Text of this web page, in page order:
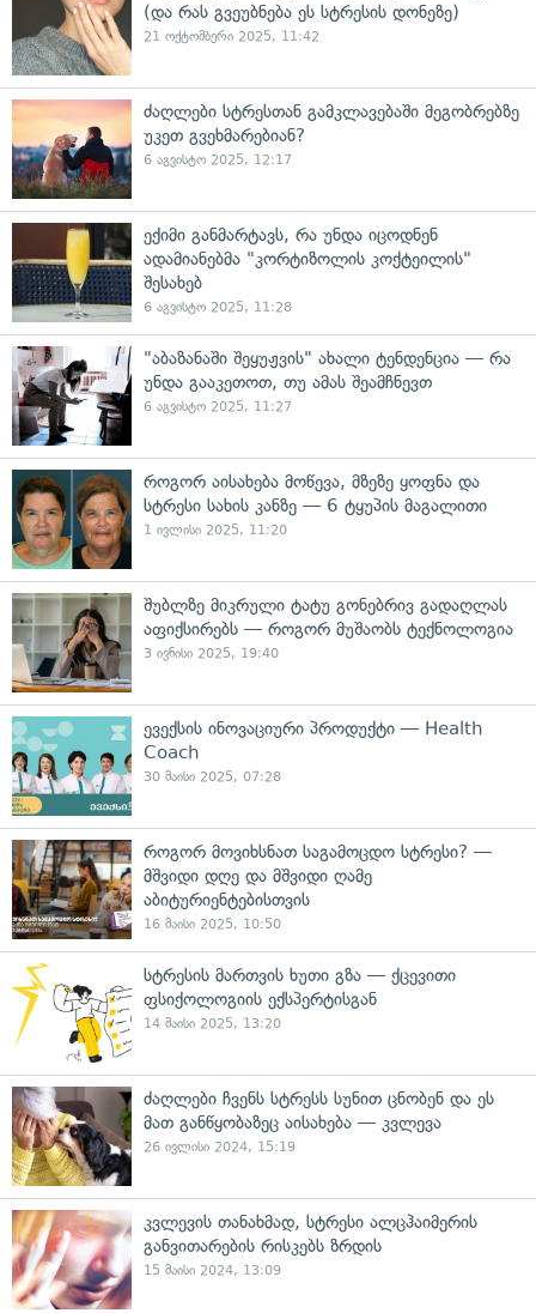
(და რას გვეუბნება ეს სტრესის დონეზე)
21 ოქტომბერი 2025, 11:42
ძაღლები სტრესთან გამკლავებაში მეგობრებზე
უკეთ გვეხმარებიან?
6 აგვისტო 2025, 12:17
ექიმი განმარტავს, რა უნდა იცოდნენ
ადამიანებმა "კორტიზოლის კოქტეილის"
შესახებ
6 აგვისტო 2025, 11:28
"აბაზანაში შეყუჟვის" ახალი ტენდენცია — რა
უნდა გააკეთოთ, თუ ამას შეამჩნევთ
6 აგვისტო 2025, 11:27
როგორ აისახება მოწევა, მზეზე ყოფნა და
სტრესი სახის კანზე — 6 ტყუპის მაგალითი
1 ივლისი 2025, 11:20
შუბლზე მიკრული ტატუ გონებრივ გადაღლას
აფიქსირებს — როგორ მუშაობს ტექნოლოგია
3 ივნისი 2025, 19:40
ევექსის ინოვაციური პროდუქტი — Health
Coach
30 მაისი 2025, 07:28
როგორ მოვიხსნათ საგამოცდო სტრესი? —
მშვიდი დღე და მშვიდი ღამე
აბიტურიენტებისთვის
16 მაისი 2025, 10:50
სტრესის მართვის ხუთი გზა — ქცევითი
ფსიქოლოგიის ექსპერტისგან
14 მაისი 2025, 13:20
ძაღლები ჩვენს სტრესს სუნით ცნობენ და ეს
მათ განწყობაზეც აისახება — კვლევა
26 ივლისი 2024, 15:19
კვლევის თანახმად, სტრესი ალცჰაიმერის
განვითარების რისკებს ზრდის
15 მაისი 2024, 13:09